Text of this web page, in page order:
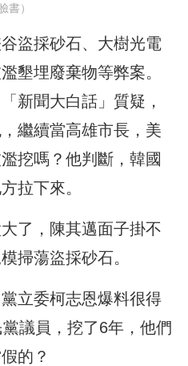
書）
盜採砂石、大樹光電
墾埋廢棄物等弊案。
新聞大白話」質疑，
繼續當高雄市長，美
挖嗎？他判斷，韓國
拉下來。
了，陳其邁面子掛不
掃蕩盜採砂石。
立委柯志恩爆料很得
議員，挖了6年，他們
的？